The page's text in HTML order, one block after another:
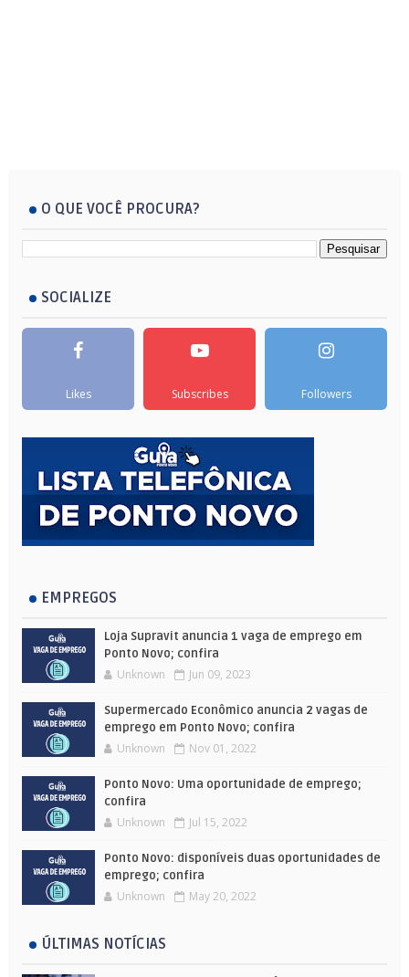
O QUE VOCÊ PROCURA?
SOCIALIZE
Likes Subscribes Followers
EMPREGOS
Loja Supravit anuncia 1 vaga de emprego em
Ponto Novo; confira
Unknown Jun 09, 2023
Supermercado Econômico anuncia 2 vagas de
emprego em Ponto Novo; confira
Unknown Nov 01, 2022
Ponto Novo: Uma oportunidade de emprego;
confira
Unknown Jul 15, 2022
Ponto Novo: disponíveis duas oportunidades de
emprego; confira
Unknown May 20, 2022
ÚLTIMAS NOTÍCIAS